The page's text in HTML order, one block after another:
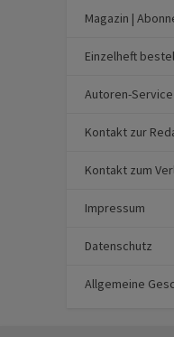
Magazin |
Einzelheft
Autoren-Service
Kontakt zur
Kontakt zum
Impressum
Datenschutz
Allgemeine